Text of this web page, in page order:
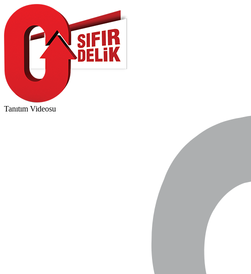
Tanıtım Videosu